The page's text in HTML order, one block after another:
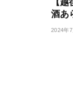
【
酒あ
2024年7